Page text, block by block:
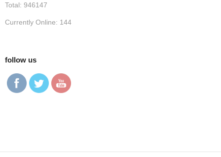
Total: 946147
Currently Online: 144
follow us